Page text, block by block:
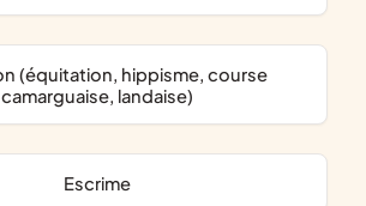
camarguaise, landaise)
Escrime